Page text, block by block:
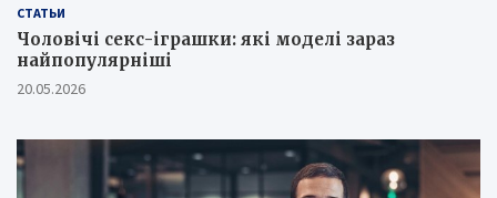
СТАТЬИ
Чоловічі секс-іграшки: які моделі зараз
найпопулярніші
20.05.2026